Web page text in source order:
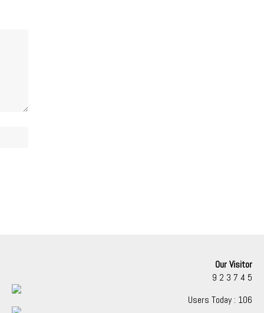
Our Visitor
9 2 3 7 4 5
Users Today : 106